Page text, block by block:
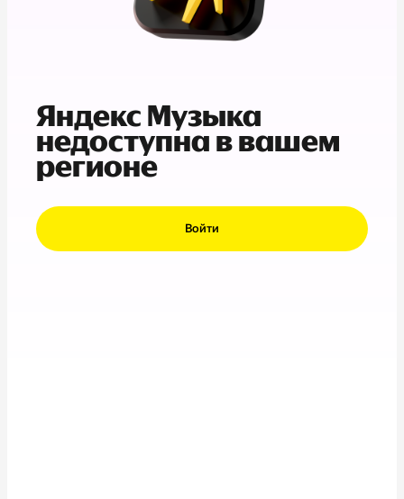
Яндекс Музыка
недоступна в вашем
регионе
Войти